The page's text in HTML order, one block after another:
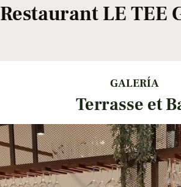
Restaurant LE TEE
GALERÍA
Terrasse et